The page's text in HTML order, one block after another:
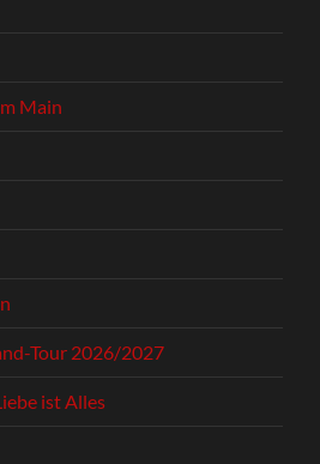
Main
Tour 2026/2027
ist Alles